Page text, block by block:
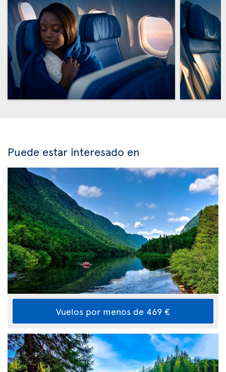
Puede estar interesado en
Vuelos por menos de 469 €